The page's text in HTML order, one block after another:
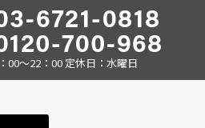
00～22：00 定休日：水曜日